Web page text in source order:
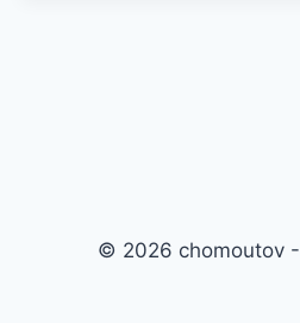
© 2026 chomoutov -